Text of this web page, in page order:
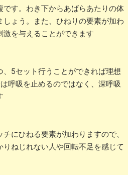
です。わき下からあばらあたりの体
ょう。また、ひねりの要素が加わ
激を与えることができます
5セット行うことができれば理想
呼吸を止めるのではなく、深呼吸
にひねる要素が加わりますので、
ねじれない人や回転不足を感じて